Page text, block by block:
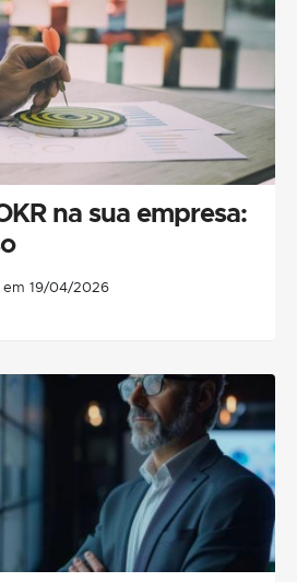
na sua empresa:
em 19/04/2026